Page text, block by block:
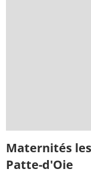
Maternités
Patte-d'Oie